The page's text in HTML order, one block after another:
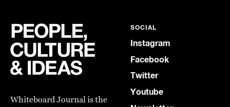
Whiteboard Journal is the
SOCIAL
Instagram
Facebook
Twitter
Youtube